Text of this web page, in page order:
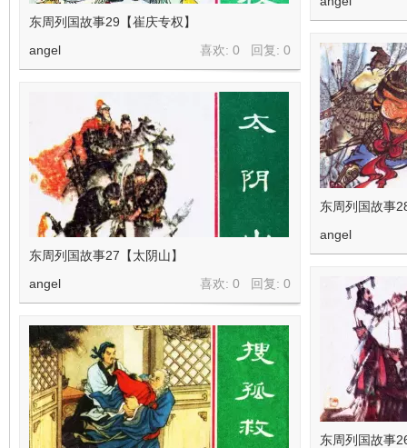
东周列国故事29【崔庆专权】
喜欢: 0 回复: 0
angel
东周列国故事
angel
东周列国故事27【太阴山】
喜欢: 0 回复: 0
angel
东周列国故事